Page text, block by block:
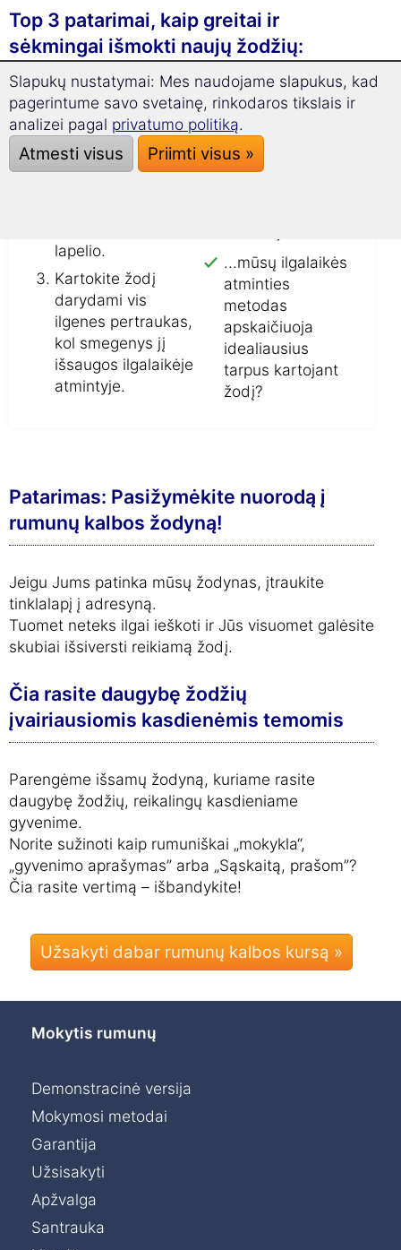
Top 3 patarimai, kaip greitai ir
sėkmingai išmokti naujų žodžių:
Besimokydami
ištarkite naują žodį
garsiai, geriausiai
lapelio.
Kartokite žodį
darydami vis
ilgenes pertraukas,
kol smegenys jį
išsaugos ilgalaikėje
atmintyje.
Ar žinojote, kad...
...visi žodžiai
mūsų kursuose
...mūsų ilgalaikės
atminties
metodas
apskaičiuoja
idealiausius
tarpus kartojant
žodį?
Patarimas: Pasižymėkite nuorodą į
rumunų kalbos žodyną!
Jeigu Jums patinka mūsų žodynas, įtraukite
tinklalapį į adresyną.
Tuomet neteks ilgai ieškoti ir Jūs visuomet galėsite
skubiai išsiversti reikiamą žodį.
Čia rasite daugybę žodžių
įvairiausiomis kasdienėmis temomis
Parengėme išsamų žodyną, kuriame rasite
daugybę žodžių, reikalingų kasdieniame
gyvenime.
Norite sužinoti kaip rumuniškai „mokykla“,
„gyvenimo aprašymas” arba „Sąskaitą, prašom”?
Čia rasite vertimą – išbandykite!
Užsakyti dabar rumunų kalbos kursą »
Mokytis rumunų
Demonstracinė versija
Mokymosi metodai
Garantija
Užsisakyti
Apžvalga
Santrauka
Slapukų nustatymai: Mes naudojame slapukus, kad
pagerintume savo svetainę, rinkodaros tikslais ir
analizei pagal privatumo politiką.
Atmesti visus Priimti visus »